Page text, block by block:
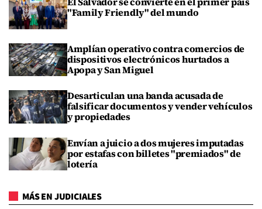
"Family Friendly" del mundo
Amplían operativo contra comercios de
dispositivos electrónicos hurtados a
Apopa y San Miguel
Desarticulan una banda acusada de
falsificar documentos y vender vehículos
y propiedades
Envían a juicio a dos mujeres imputadas
por estafas con billetes "premiados" de
lotería
MÁS EN JUDICIALES